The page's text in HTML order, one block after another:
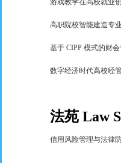
游戏教学在高校就业
高职院校智能建造专
基于 CIPP模式的财
数字经济时代高校经
法苑Law
信用风险管理与法律